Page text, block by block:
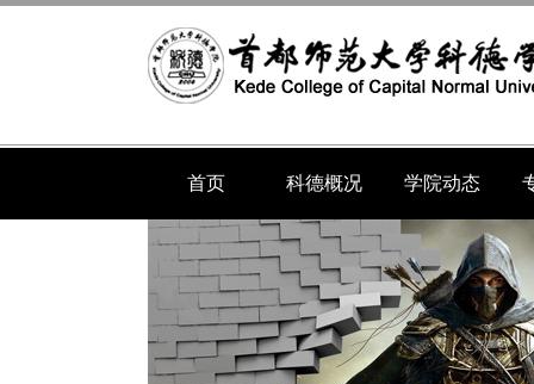
首页 科德概况 学院动态